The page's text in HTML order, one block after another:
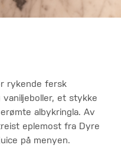
rykende fersk
et stykke
albykringla. Av
eplemost fra Dyre
på menyen.